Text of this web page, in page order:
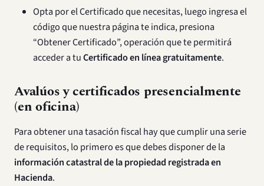
Opta por el Certificado que necesitas, luego ingresa el
código que nuestra página te indica, presiona
“Obtener Certificado”, operación que te permitirá
acceder a tuCertificado en línea gratuitamente.
Avalúos y certificados presencialmente
(en oficina)
Para obtener una tasación fiscal hay que cumplir una serie
de requisitos, lo primero es que debes disponer de la
información catastral de la propiedad registrada en
Hacienda.